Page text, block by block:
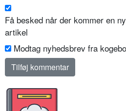
Få besked når der kommer en
artikel
Modtag nyhedsbrev fra